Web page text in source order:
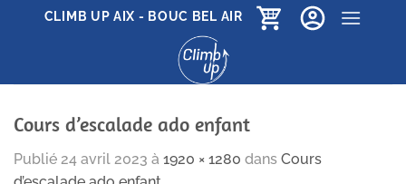
PasserCLIMB UP AIX - BOUC BEL AIR
Cours d’escalade ado enfant
Publié 24 avril 2023 à 1920 × 1280 dans Cours